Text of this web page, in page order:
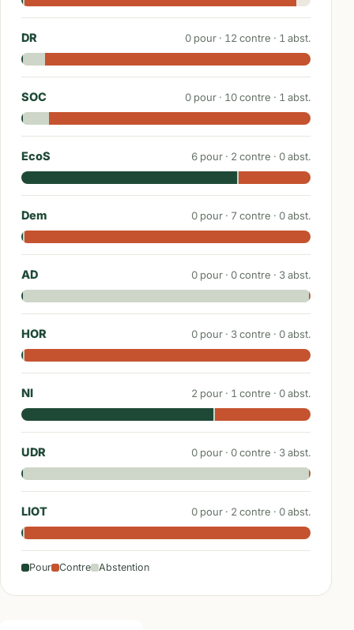
DR 0 pour · 12 contre · 1 abst.
SOC 0 pour · 10contre · 1 abst.
EcoS 6 pour · 2 contre · 0abst.
Dem 0 pour · 7contre · 0abst.
AD 0 pour · 0contre · 3abst.
HOR 0 pour · 3contre · 0abst.
NI 2 pour · 1 contre · 0abst.
UDR 0 pour · 0contre · 3abst.
LIOT 0 pour · 2 contre · 0abst.
Pour Contre Abstention